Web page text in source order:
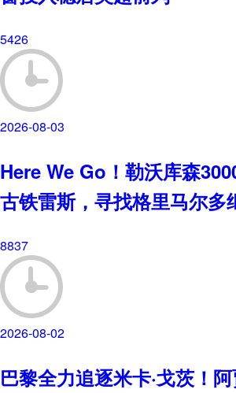
5426
2026-08-03
Here We Go！勒沃库森
古铁雷斯，寻找格里马尔多
8837
2026-08-02
巴黎全力追逐米卡·戈茨！